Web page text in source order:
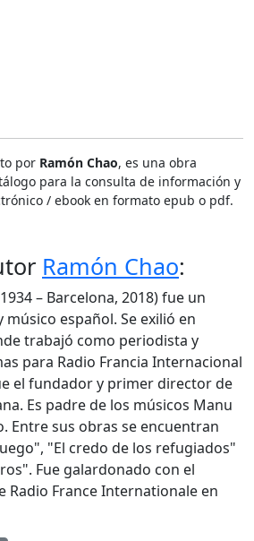
por Ramón Chao, es una obra
para la consulta de información y
/ ebook en formato epub o pdf.
Ramón Chao:
– Barcelona, 2018) fue un
español. Se exilió en
trabajó como periodista y
para Radio Francia Internacional
el fundador y primer director de
Es padre de los músicos Manu
Entre sus obras se encuentran
"El credo de los refugiados"
Fue galardonado con el
Radio France Internationale en